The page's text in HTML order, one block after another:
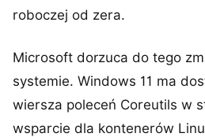
roboczej od zera.
Microsoft dorzuca do tego
systemie. Windows 11 ma
wiersza poleceń Coreutils w
wsparcie dla kontenerów